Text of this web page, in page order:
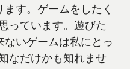
す。ゲームをしたく
っています。遊びた
いゲームは私にとっ
なだけかも知れませ